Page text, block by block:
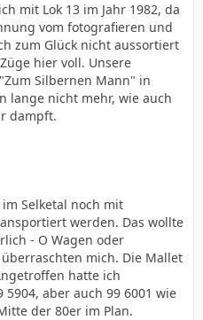
mit Lok 13 im Jahr 1982, da
vom fotografieren und
zum Glück nicht aussortiert
hier voll. Unsere
Silbernen Mann" in
lange nicht mehr, wie auch
dampft.
Selketal noch mit
werden. Das wollte
- O Wagen oder
mich. Die Mallet
hatte ich
aber auch 99 6001 wie
der 80er im Plan.